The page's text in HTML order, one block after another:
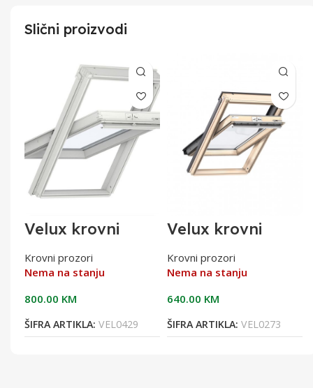
Slični proizvodi
Velux krovni
GLU MK06 0051
Krovni prozori
Nema na stanju
800.00 KM
ŠIFRA ARTIKLA: VEL0429
Velux krovni
78x118cm,energe
tsko staklo GZL
MK06 1051
Krovni prozori
Nema na stanju
640.00 KM
ŠIFRA ARTIKLA: VEL0273